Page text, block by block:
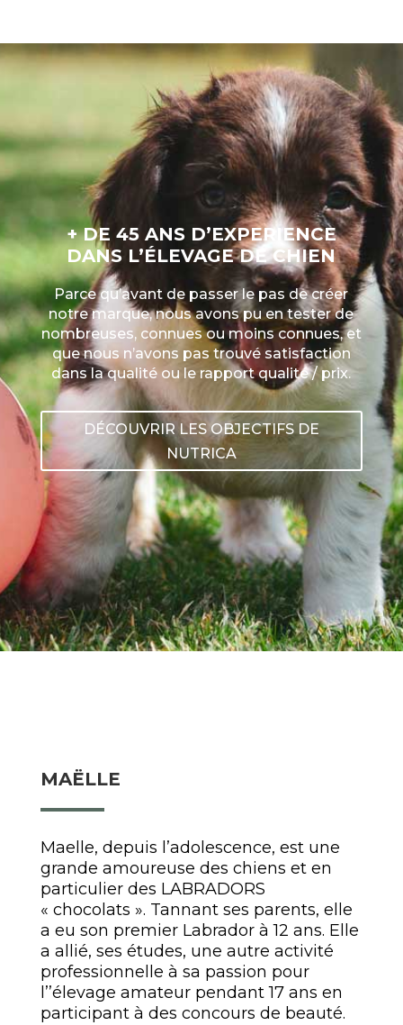
+ DE 45 ANS D’EXPERIENCE
DANS L’ÉLEVAGE DE CHIEN
Parce qu’avant de passer le pas de créer
notre marque, nous avons pu en tester de
nombreuses, connues ou moins connues, et
que nous n’avons pas trouvé satisfaction
dans la qualité ou le rapport qualité / prix.
DÉCOUVRIR LES OBJECTIFS DE
NUTRICA
MAËLLE
Maelle, depuis l’adolescence, est une
grande amoureuse des chiens et en
particulier des LABRADORS
« chocolats ». Tannant ses parents, elle
a eu son premier Labrador à 12 ans. Elle
a allié, ses études, une autre activité
professionnelle à sa passion pour
l’’élevage amateur pendant 17 ans en
participant à des concours de beauté.